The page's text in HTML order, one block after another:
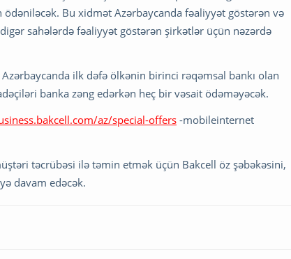
Bu xidmət Azərbaycanda fəaliyyət göstərən və
sahələrdə fəaliyyət göstərən şirkətlər üçün nəzərdə
ilk dəfə ölkənin birinci rəqəmsal bankı olan
banka zəng edərkən heç bir vəsait ödəməyəcək.
az/special-offers-mobileinternet
təcrübəsi ilə təmin etmək üçün Bakcell öz şəbəkəsini,
davam edəcək.